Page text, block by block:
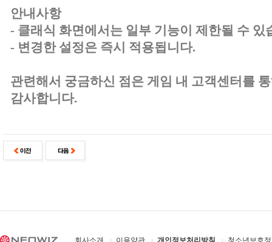
안내사항
- 클래식 화면에서는 일부 기능이 제한될 수 있
- 변경한 설정은 즉시 적용됩니다.
관련해서 궁금하신 점은 게임 내 고객센터를
감사합니다.
회사소개 이용약관 개인정보처리방침 청소년보호